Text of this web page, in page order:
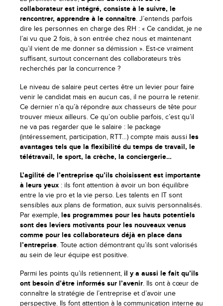
collaborateur est intégré, consiste à le suivre, le
rencontrer, apprendre à le connaître. J’entends parfois
dire les personnes en charge des RH : « Ce candidat, je ne
l’ai vu que 2 fois, à son entrée chez nous et maintenant
qu’il vient de me donner sa démission ». Est-ce vraiment
suffisant, surtout concernant des collaborateurs très
recherchés par la concurrence ?
Le niveau de salaire peut certes être un levier pour faire
venir le candidat mais en aucun cas, il ne pourra le retenir.
Ce dernier n’a qu’à répondre aux chasseurs de tête pour
trouver mieux ailleurs. Ce qu’on oublie parfois, c’est qu’il
ne va pas regarder que le salaire : le package
(intéressement, participation, RTT…) compte mais aussi les
avantages tels que la flexibilité du temps de travail, le
télétravail, le sport, la crèche, la conciergerie…
L’agilité de l’entreprise qu’ils choisissent est importante
à leurs yeux : ils font attention à avoir un bon équilibre
entre la vie pro et la vie perso. Les talents en IT sont
sensibles aux plans de formation, aux suivis personnalisés.
Par exemple, les programmes pour les hauts potentiels
sont des leviers motivants pour les nouveaux venus
comme pour les collaborateurs déjà en place dans
l’entreprise. Toute action démontrant qu’ils sont valorisés
au sein de leur équipe est positive.
Parmi les points qu’ils retiennent, il y a aussi le fait qu’ils
ont besoin d’être informés sur l’avenir. Ils ont à cœur de
connaître la stratégie de l’entreprise et d’avoir une
perspective. Ils font attention à la communication interne au